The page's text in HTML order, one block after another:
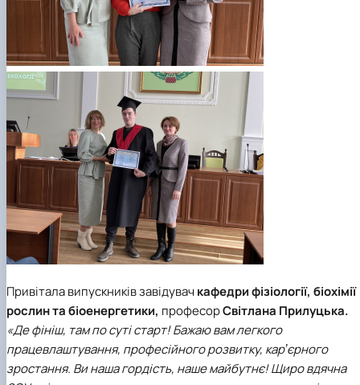
Привітала випускників завідувачкафедри фізіології, біохімії
рослин та біоенергетики, професорСвітлана Прилуцька.
«Де фініш, там по суті старт! Бажаю вам легкого
працевлаштування, професійного розвитку, карʼєрного
зростання. Ви наша гордість, наше майбутнє! Щиро вдячна